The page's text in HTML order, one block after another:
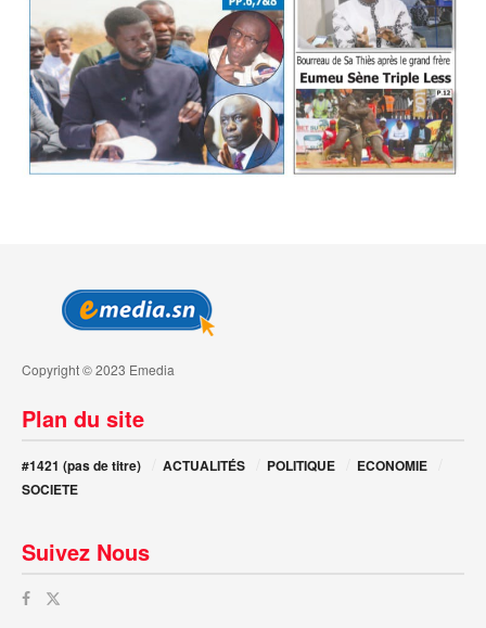
Copyright © 2023 Emedia
Plan du site
#1421 (pas de titre) ACTUALITÉS POLITIQUE
ECONOMIE
SOCIETE
Suivez Nous